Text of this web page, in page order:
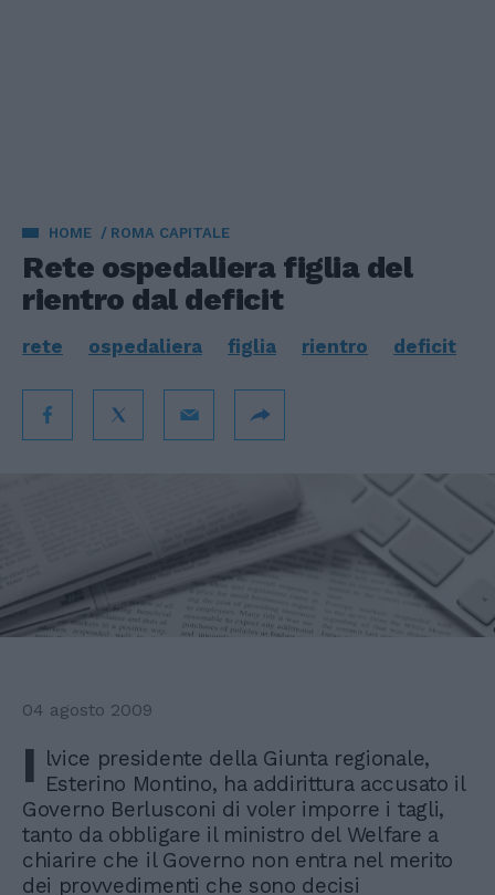
HOME ROMA CAPITALE
Rete ospedaliera figlia del
rientro dal deficit
rete ospedaliera figlia rientro deficit
04 agosto 2009
I lvice presidente della Giunta regionale,
Esterino Montino, ha addirittura accusato il
Governo Berlusconi di voler imporre i tagli,
tanto da obbligare il ministro del Welfare a
chiarire che il Governo non entra nel merito
dei provvedimenti che sono decisi